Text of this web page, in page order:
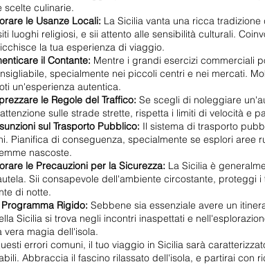
scelte culinarie.
le Usanze Locali: La Sicilia vanta una ricca
luoghi religiosi, e sii attento alle sensibilità culturali.
la tua esperienza di viaggio.
il Contante: Mentre i grandi esercizi commerciali
specialmente nei piccoli centri e nei mercati.
un'esperienza autentica.
le Regole del Traffico: Se scegli di noleggiare
sulle strade strette, rispetta i limiti di velocità e
sul Trasporto Pubblico: Il sistema di trasporto
Pianifica di conseguenza, specialmente se esplori
nascoste.
le Precauzioni per la Sicurezza: La Sicilia è
Sii consapevole dell'ambiente circostante, proteggi
di notte.
Rigido: Sebbene sia essenziale avere un
Sicilia si trova negli incontri inaspettati e
vera magia dell'isola.
errori comuni, il tuo viaggio in Sicilia sarà
Abbraccia il fascino rilassato dell'isola, e partirai con